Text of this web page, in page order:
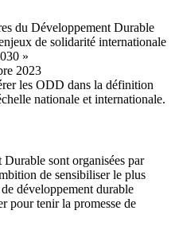
du Développement Durable
de solidarité internationale
»
2023
les ODD dans la définition
nationale et internationale.
sont organisées par
de sensibiliser le plus
développement durable
pour tenir la promesse de